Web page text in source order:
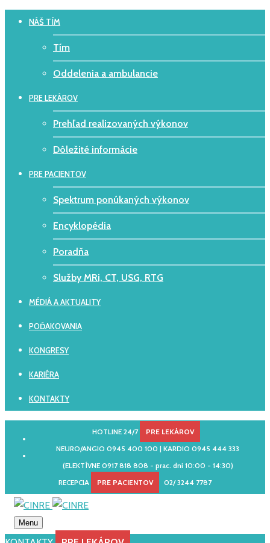
NÁŠ TÍM
Tím
Oddelenia a ambulancie
PRE LEKÁROV
Prehľad realizovaných výkonov
Dôležité informácie
PRE PACIENTOV
Spektrum ponúkaných výkonov
Encyklopédia
Poradňa
Služby MRi, CT, USG, RTG
MÉDIÁ A AKTUALITY
POĎAKOVANIA
KONGRESY
KARIÉRA
KONTAKTY
HOTLINE 24/7
PRE LEKÁROV
NEURO/ANGIO 0945 400 100 | KARDIO 0945 444 333
(ELEKTÍVNE 0917 818 808 - prac. dni 10:00 - 14:30)
RECEPCIA
PRE PACIENTOV 02/ 3244 7787
Menu